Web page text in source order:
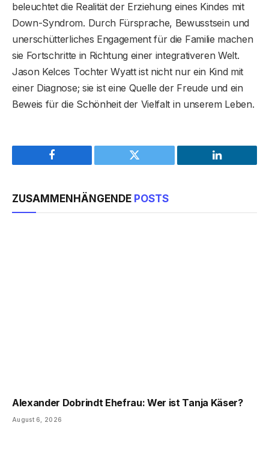
beleuchtet die Realität der Erziehung eines Kindes mit
Down-Syndrom. Durch Fürsprache, Bewusstsein und
unerschütterliches Engagement für die Familie machen
sie Fortschritte in Richtung einer integrativeren Welt.
Jason Kelces Tochter Wyatt ist nicht nur ein Kind mit
einer Diagnose; sie ist eine Quelle der Freude und ein
Beweis für die Schönheit der Vielfalt in unserem Leben.
Facebook Twitter LinkedIn
ZUSAMMENHÄNGENDE POSTS
Alexander Dobrindt Ehefrau: Wer ist Tanja Käser?
August 6, 2026